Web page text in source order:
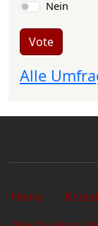
Nein
Vote
Alle
Home